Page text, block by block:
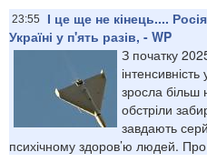
23:55
І це ще не кінець....
Україні у п'ять разів, - WP
З початку
інтенсивність
зросла більш
обстріли
завдають
психічному здоров’ю людей.